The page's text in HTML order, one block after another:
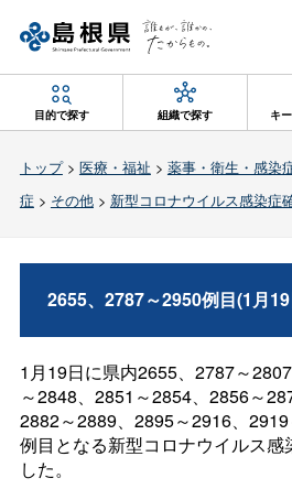
目的で探す 組織で探す キ
トップ> 医療・福祉 > 薬事・衛生・感染
症 > その他> 新型コロナウイルス感染症
2655、2787～2950例目(1月
1月19日に県内2655、2787～
～2848、2851～2854、2856～
2882～2889、2895～2916、
例目となる新型コロナウイルス感
した。